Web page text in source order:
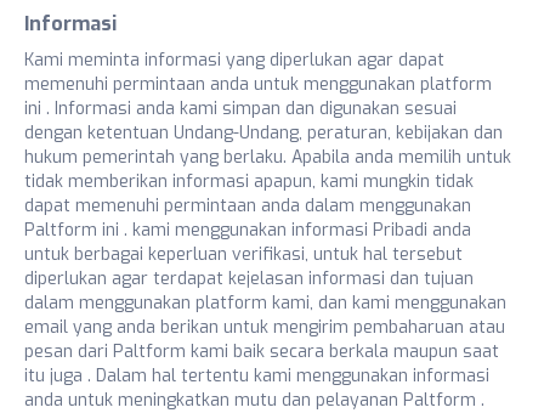
Informasi
Kami meminta informasi yang diperlukan agar dapat
memenuhi permintaan anda untuk menggunakan platform
ini . Informasi anda kami simpan dan digunakan sesuai
dengan ketentuan Undang-Undang, peraturan, kebijakan dan
hukum pemerintah yang berlaku. Apabila anda memilih untuk
tidak memberikan informasi apapun, kami mungkin tidak
dapat memenuhi permintaan anda dalam menggunakan
Paltform ini . kami menggunakan informasi Pribadi anda
untuk berbagai keperluan verifikasi, untuk hal tersebut
diperlukan agar terdapat kejelasan informasi dan tujuan
dalam menggunakan platform kami, dan kami menggunakan
email yang anda berikan untuk mengirim pembaharuan atau
pesan dari Paltform kami baik secara berkala maupun saat
itu juga . Dalam hal tertentu kami menggunakan informasi
anda untuk meningkatkan mutu dan pelayanan Paltform .